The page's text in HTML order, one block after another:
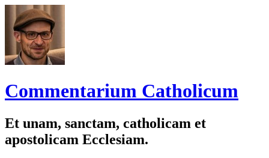
Commentarium Catholicum
Et unam, sanctam, catholicam et
apostolicam Ecclesiam.